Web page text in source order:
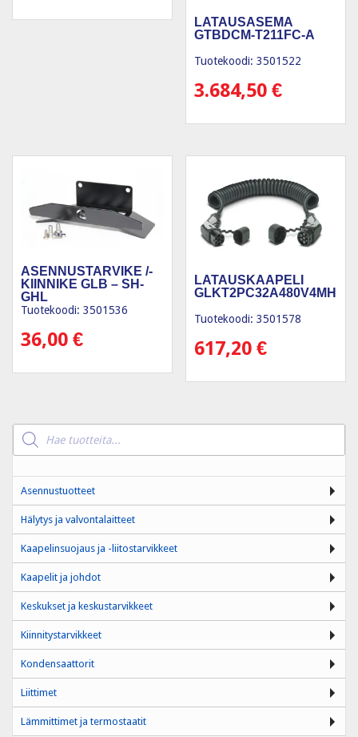
LATAUSASEMA
GTBDCM-T211FC-A
Tuotekoodi: 3501522
3.684,50€
ASENNUSTARVIKE /-
KIINNIKE GLB – SH-
GHL
Tuotekoodi: 3501536
36,00 €
LATAUSKAAPELI
GLKT2PC32A480V4MH
Tuotekoodi: 3501578
617,20€
Products
search
Asennustuotteet
Hälytys ja valvontalaitteet
Kaapelinsuojaus ja -liitostarvikkeet
Kaapelit ja johdot
Keskukset ja keskustarvikkeet
Kiinnitystarvikkeet
Kondensaattorit
Liittimet
Lämmittimet ja termostaatit